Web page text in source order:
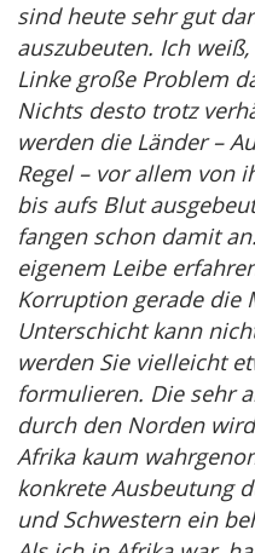
sind heute sehr gut
auszubeuten. Ich
Linke große Problem
Nichts desto trotz
werden die Länder –
Regel – vor allem von
bis aufs Blut
fangen schon damit
eigenem Leibe
Korruption gerade die
Unterschicht kann
werden Sie vielleicht
formulieren. Die sehr
durch den Norden
Afrika kaum
konkrete Ausbeutung
und Schwestern ein